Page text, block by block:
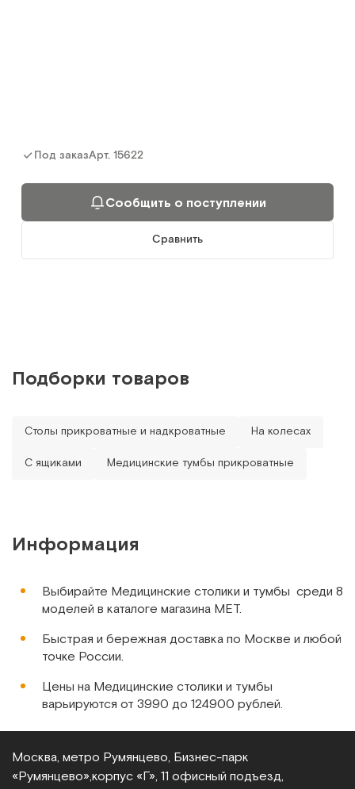
YU611 Белый
СН.01.00
Сравнить
ММ-777Н
Столик "Гусь" прикроватный, красное-дерево
13580
Под заказАрт. 15622
Сообщить о поступлении
Сравнить
Подборки товаров
Столы прикроватные и надкроватные На колесах
С ящиками Медицинские тумбы прикроватные
Информация
Выбирайте Медицинские столики и тумбы среди 8
моделей в каталоге магазина МЕТ.
Быстрая и бережная доставка по Москве и любой
точке России.
Цены на Медицинские столики и тумбы
варьируются от 3990 до 124900 рублей.
Москва, метро Румянцево, Бизнес‑парк
«Румянцево», корпус «Г», 11 офисный подъезд,